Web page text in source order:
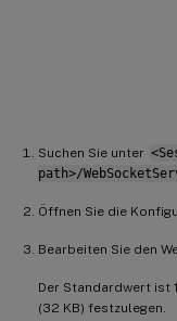
Suchen Sie unter
path>/
Öffnen Sie die
Bearbeiten Sie den
Der Standardwert ist
(32 KB) festzulegen.